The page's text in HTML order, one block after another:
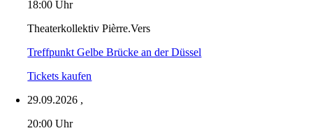
18:00 Uhr
Theaterkollektiv Pièrre.Vers
Treffpunkt Gelbe Brücke an der Düssel
Tickets kaufen
29.09.2026 ,
20:00 Uhr